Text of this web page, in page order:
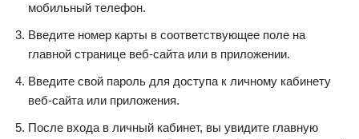
мобильный телефон.
Введите номер карты в соответствующее поле на
главной странице веб-сайта или в приложении.
Введите свой пароль для доступа к личному кабинету
веб-сайта или приложения.
После входа в личный кабинет, вы увидите главную